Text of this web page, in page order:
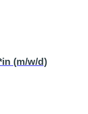
(m/w/d)